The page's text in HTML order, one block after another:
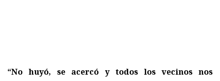
“No huyó, se acercó y todos los vecinos nos